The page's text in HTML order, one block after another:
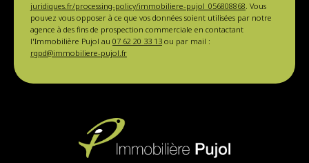
juridiques.fr/processing-policy/immobiliere-pujol_056808868. Vous
pouvez vous opposer à ce que vos données soient utilisées par notre
agence à des fins de prospection commerciale en contactant
l'Immobilière Pujol au 07 62 20 33 13 ou par mail :
rgpd@immobiliere-pujol.fr